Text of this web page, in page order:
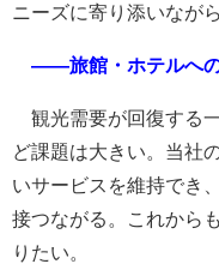
ニーズに寄り添いなが
――旅館・ホテルへの
観光需要が回復する
ど課題は大きい。当社
いサービスを維持でき
接つながる。これから
りたい。